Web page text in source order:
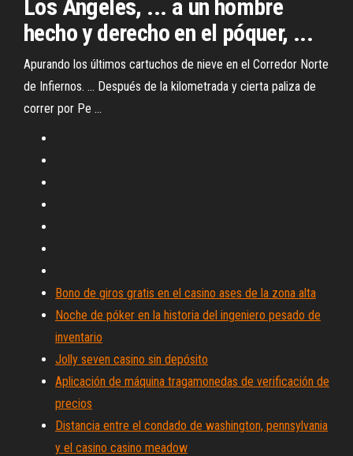
Los Ángeles, ... a un hombre
hecho y derecho en el póquer, ...
Apurando los últimos cartuchos de nieve en el Corredor Norte
de Infiernos. ... Después de la kilometrada y cierta paliza de
correr por Pe ...
Bono de giros gratis en el casino ases de la zona alta
Noche de póker en la historia del ingeniero pesado de
inventario
Jolly seven casino sin depósito
Aplicación de máquina tragamonedas de verificación de
precios
Distancia entre el condado de washington, pennsylvania
y el casino casino meadow